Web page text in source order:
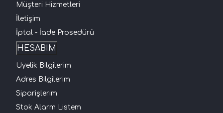
Müşteri Hizmetleri
İletişim
İptal - İade Prosedürü
HESABIM
Üyelik Bilgilerim
Adres Bilgilerim
Siparişlerim
Stok Alarm Listem